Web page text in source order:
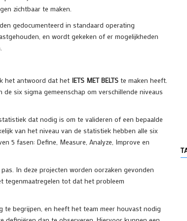
zichtbaar te maken.
gedocumenteerd in standaard operating
en wordt gekeken of er mogelijkheden
het antwoord dat het IETS MET BELTS te maken heeft.
six sigma gemeenschap om verschillende niveaus
dat nodig is om te valideren of een bepaalde
van het niveau van de statistiek hebben alle six
5 fasen: Define, Measure, Analyze, Improve en
In deze projecten worden oorzaken gevonden
tegenmaatregelen tot dat het probleem
te begrijpen, en heeft het team meer houvast nodig